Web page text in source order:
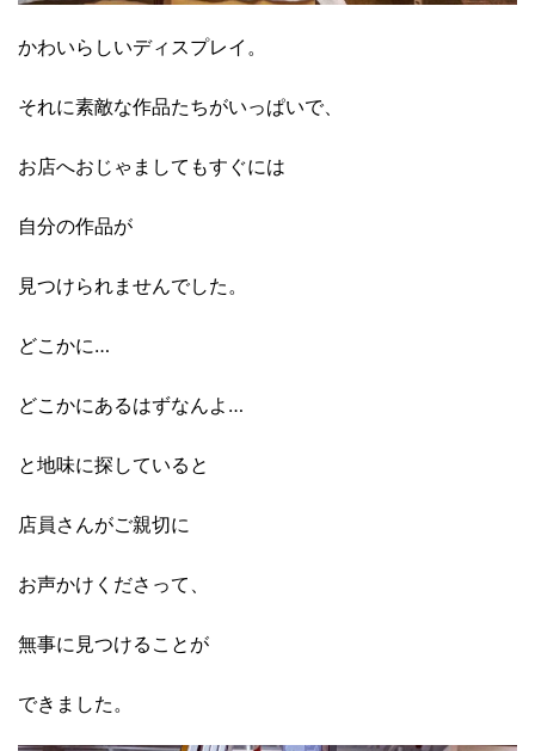
かわいらしいディスプレイ。
それに素敵な作品たちがいっぱいで、
お店へおじゃましてもすぐには
自分の作品が
見つけられませんでした。
どこかに…
どこかにあるはずなんよ…
と地味に探していると
店員さんがご親切に
お声かけくださって、
無事に見つけることが
できました。